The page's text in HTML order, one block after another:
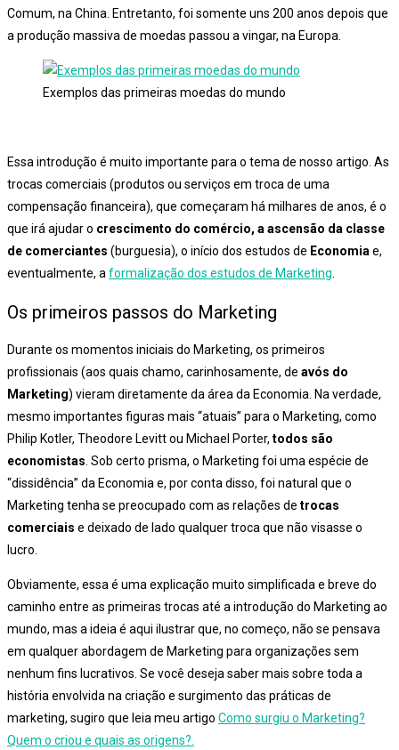
Comum, na China. Entretanto, foi somente uns 200 anos depois que
a produção massiva de moedas passou a vingar, na Europa.
Exemplos das primeiras moedas do mundo
Essa introdução é muito importante para o tema de nosso artigo. As
trocas comerciais (produtos ou serviços em troca de uma
compensação financeira), que começaram há milhares de anos, é o
que irá ajudar o crescimento do comércio, a ascensão da classe
de comerciantes (burguesia), o início dos estudos de Economiae,
eventualmente, aformalização dos estudos de Marketing.
Os primeiros passos do Marketing
Durante os momentos iniciais do Marketing, os primeiros
profissionais (aos quais chamo, carinhosamente, de avós do
Marketing) vieram diretamente da área da Economia. Na verdade,
mesmo importantes figuras mais “atuais” para o Marketing, como
Philip Kotler, Theodore Levitt ou Michael Porter, todos são
economistas. Sob certo prisma, o Marketing foi uma espécie de
“dissidência” da Economia e, por conta disso, foi natural que o
Marketing tenha se preocupado com as relações de trocas
comerciais e deixado de lado qualquer troca que não visasse o
lucro.
Obviamente, essa é uma explicação muito simplificada e breve do
caminho entre as primeiras trocas até a introdução do Marketing ao
mundo, mas a ideia é aqui ilustrar que, no começo, não se pensava
em qualquer abordagem de Marketing para organizações sem
nenhum fins lucrativos. Se você deseja saber mais sobre toda a
história envolvida na criação e surgimento das práticas de
marketing, sugiro que leia meu artigo Como surgiu o Marketing?
Quem o criou e quais as origens?.